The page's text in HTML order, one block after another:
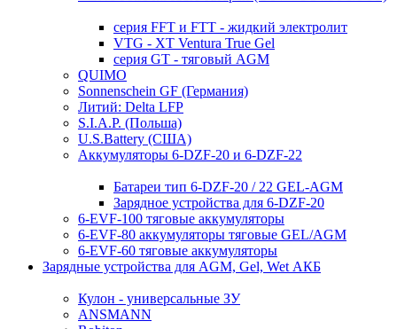
серия FFT и FTT - жидкий электролит
VTG - XT Ventura True Gel
серия GT - тяговый AGM
QUIMO
Sonnenschein GF (Германия)
Литий: Delta LFP
S.I.A.P. (Польша)
U.S.Battery (США)
Аккумуляторы 6-DZF-20 и 6-DZF-22
Батареи тип 6-DZF-20 / 22 GEL-AGM
Зарядное устройства для 6-DZF-20
6-EVF-100 тяговые аккумуляторы
6-EVF-80 аккумуляторы тяговые GEL/AGM
6-EVF-60 тяговые аккумуляторы
Зарядные устройства для AGM, Gel, Wet АКБ
Кулон - универсальные ЗУ
ANSMANN